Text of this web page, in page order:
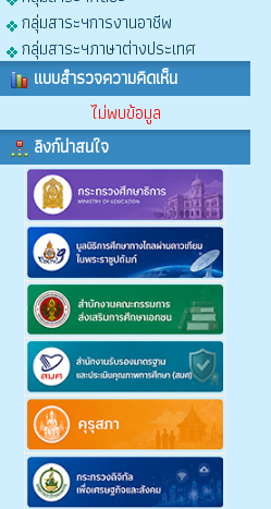
กลุ่มสาระฯการงานอาชีพ
กลุ่มสาระฯภาษาต่างประเทศ
แบบสำรวจความคิดเห็น
ไม่พบข้อมูล
ลิงก์น่าสนใจ